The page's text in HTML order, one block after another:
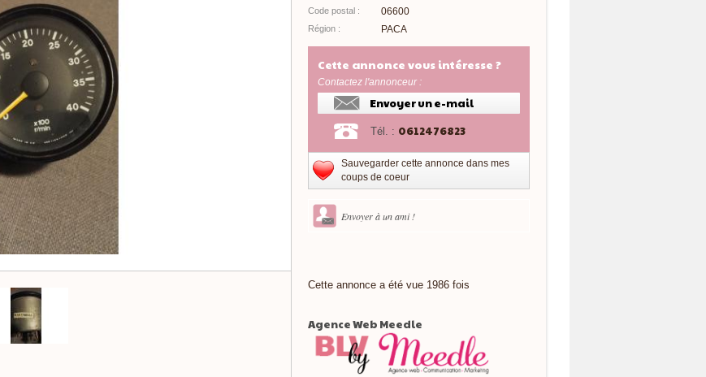
Code postal : 06600
Région : PACA
Cette annonce vous intéresse ?
Contactez l'annonceur :
Envoyer un e-mail
Tél. : 0612476823
Sauvegarder cette annonce dans mes
coups de coeur
Envoyer à un ami !
Cette annonce a été vue 1986 fois
Agence Web Meedle